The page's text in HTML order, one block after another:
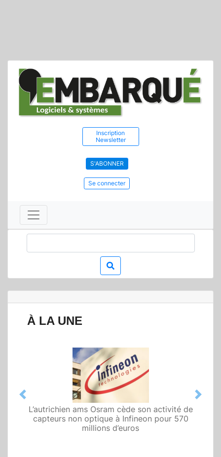
Inscription
Newsletter
S'ABONNER
Se connecter
À LA UNE
L’autrichien ams Osram cède son activité de
capteurs non optique à Infineon pour 570
millions d’euros
Qualcomm met en avant une architecture
fondée sur l’IA physique au service de robots
domestiques et humanoïdes
Previous Next